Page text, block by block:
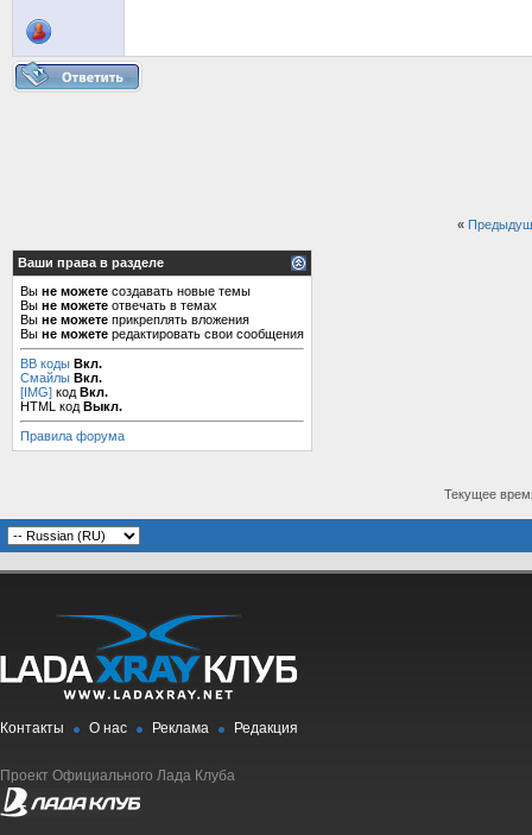
«
Ваши права в разделе
Вы не можете создавать новые темы
Вы не можете отвечать в темах
Вы не можете прикреплять вложения
Вы не можете редактировать свои сообщения
BB коды Вкл.
Смайлы Вкл.
[IMG] код Вкл.
HTML код Выкл.
Правила форума
Текущее
Контакты О нас Реклама Редакция
Проект Официального Лада Клуба